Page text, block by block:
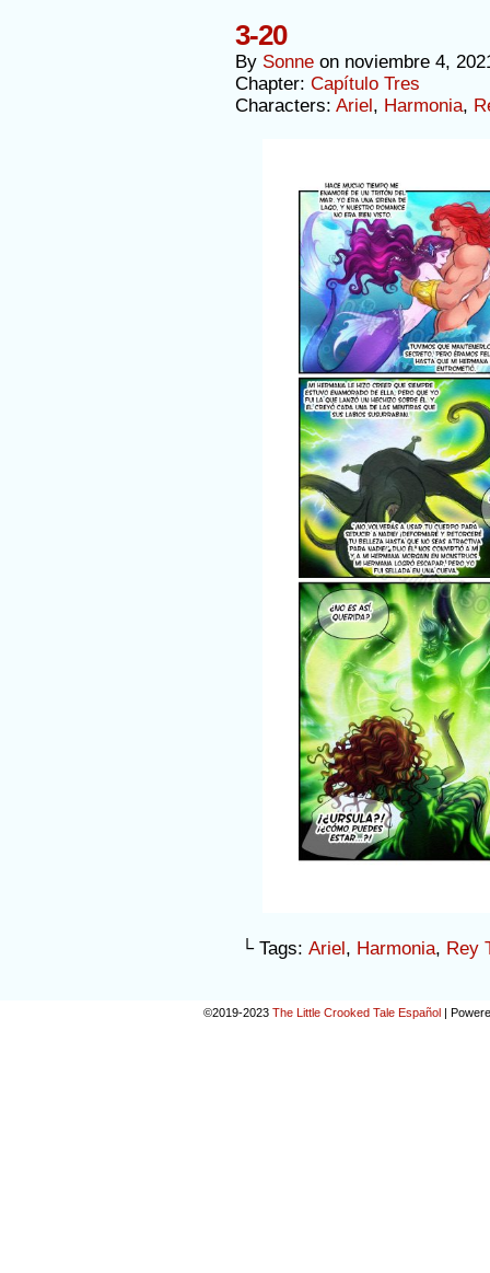
3-20
By Sonne on noviembre 4,
Chapter: Capítulo Tres
Characters: Ariel, Harmonia,
└ Tags: Ariel, Harmonia, Rey
©2019-2023 The Little Crooked Tale Español |